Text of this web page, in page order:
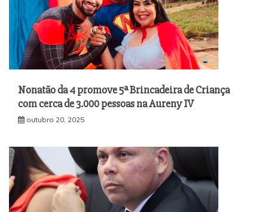
Nonatão da 4 promove 5ª Brincadeira de Criança
com cerca de 3.000 pessoas na Aureny IV
outubro 20, 2025